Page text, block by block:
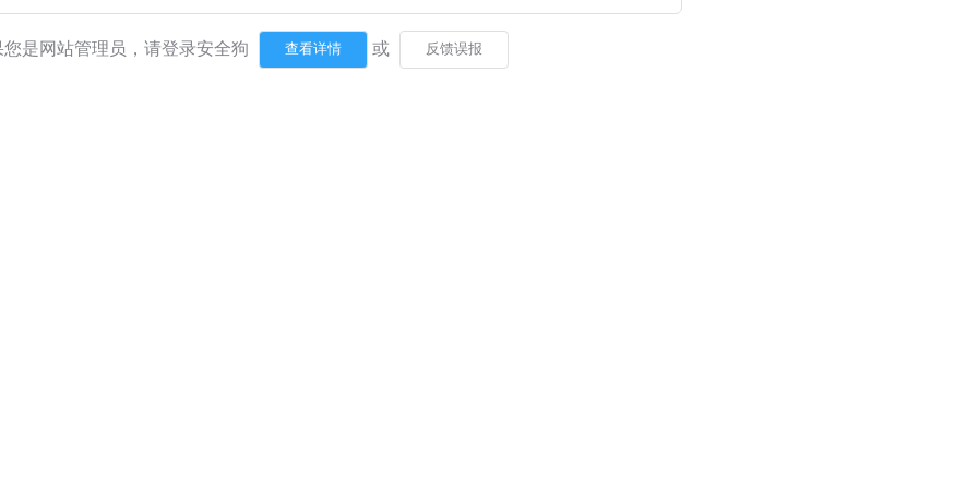
您是网站管理员，请登录安全狗 或